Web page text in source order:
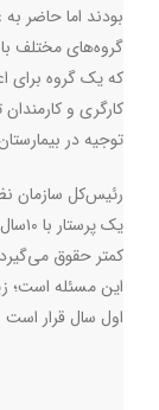
بودند اما حاضر
گروه‌های مختلف
که یک گروه برای
کارگری و
توجیه در
رئیس‌کل سازمان
یک
کمتر حقوق
اول سال قرار است